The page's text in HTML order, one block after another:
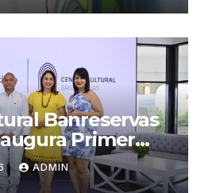
Banreservas
Primer
Artesanos de
ADMIN